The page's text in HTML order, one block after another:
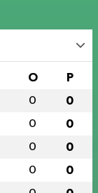
O P
0 0
0 0
0 0
0 0